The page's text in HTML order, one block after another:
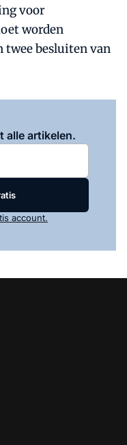
voor
worden
twee besluiten van
alle artikelen.
account.